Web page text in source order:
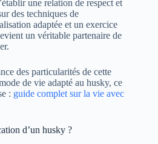
une relation de respect et
des techniques de
adaptée et un exercice
un véritable partenaire de
des particularités de cette
de vie adapté au husky, ce
: guide complet sur la vie avec
d’un husky ?